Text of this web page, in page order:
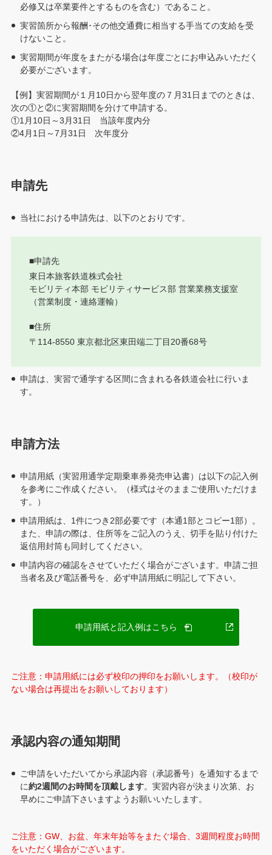
必修又は卒業要件とするものを含む）であること。
実習箇所から報酬･その他交通費に相当する手当ての支給を受
けないこと。
実習期間が年度をまたがる場合は年度ごとにお申込みいただく
必要がございます。
【例】実習期間が１月10日から翌年度の７月31日までのときは、
次の①と②に実習期間を分けて申請する。
①1月10日～3月31日 当該年度内分
②4月1日～7月31日 次年度分
申請先
当社における申請先は、以下のとおりです。
■申請先
東日本旅客鉄道株式会社
モビリティ本部 モビリティサービス部 営業業務支援室
（営業制度・連絡運輸）
■住所
〒114-8550 東京都北区東田端二丁目20番68号
申請は、実習で通学する区間に含まれる各鉄道会社に行いま
す。
申請方法
申請用紙（実習用通学定期乗車券発売申込書）は以下の記入例
を参考にご作成ください。（様式はそのままご使用いただけま
す。）
申請用紙は、1件につき2部必要です（本通1部とコピー1部）。
また、申請の際は、住所等をご記入のうえ、切手を貼り付けた
返信用封筒も同封してください。
申請内容の確認をさせていただく場合がございます。申請ご担
当者名及び電話番号を、必ず申請用紙に明記して下さい。
申請用紙と記入例はこちら
PDF
ィ
す
ご注意：申請用紙には必ず校印の押印をお願いします。（校印が
ない場合は再提出をお願いしております）
承認内容の通知期間
ご申請をいただいてから承認内容（承認番号）を通知するまで
に約2週間のお時間を頂戴します。実習内容が決まり次第、お
早めにご申請下さいますようお願いいたします。
ご注意：GW、お盆、年末年始等をまたぐ場合、3週間程度お時間
をいただく場合がございます。